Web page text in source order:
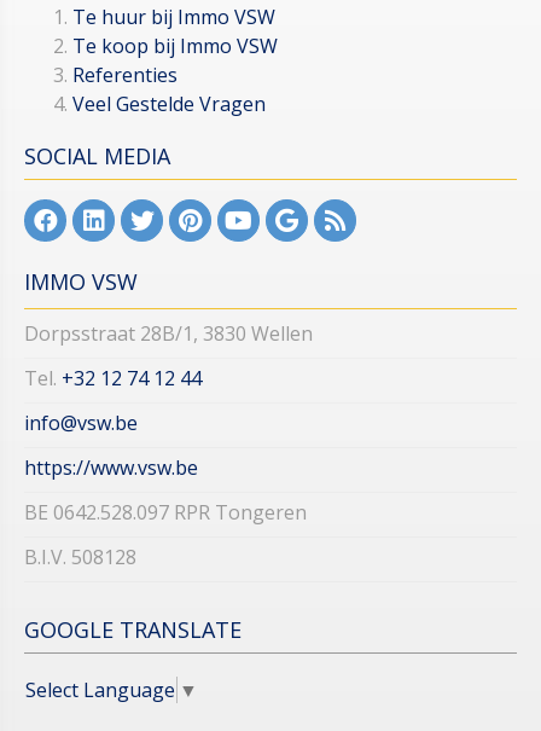
Te huur bij Immo VSW
Te koop bij Immo VSW
Referenties
Veel Gestelde Vragen
SOCIAL MEDIA
IMMO VSW
Dorpsstraat 28B/1, 3830 Wellen
Tel. +32 12 74 12 44​​​​​​​
info@vsw.be
https://www.vsw.be
BE 0642.528.097 RPR Tongeren
B.I.V. 508128
GOOGLE TRANSLATE
Select Language ▼